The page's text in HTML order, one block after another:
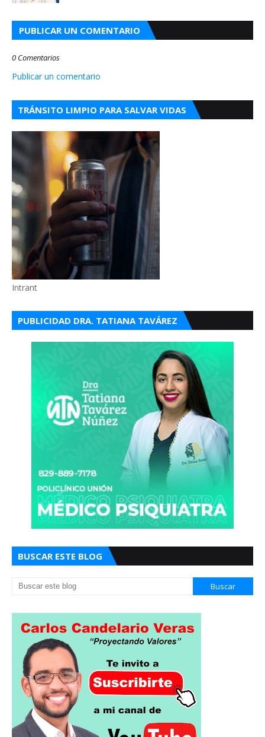
PUBLICAR UN COMENTARIO
0 Comentarios
Publicar un comentario
TRÁNSITO LIMPIO PARA SALVAR VIDAS
Intrant
PUBLICIDAD DRA. TATIANA TAVÁREZ
BUSCAR ESTE BLOG